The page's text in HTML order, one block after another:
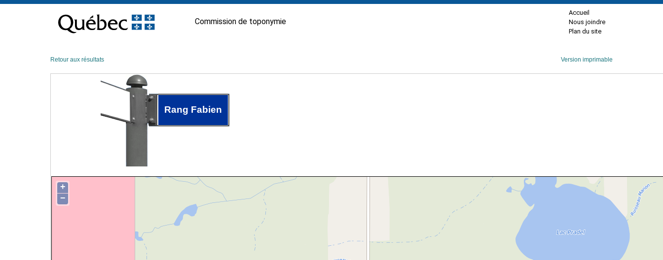
contenu
Commission de toponymie
Accueil
Nous joindre
Plan du site
Retour aux résultats Version imprimable
Rang Fabien
+
−